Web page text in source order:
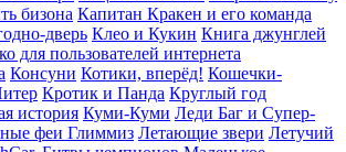
бизона Капитан Кракен и его команда
дверь Клео и Кукин Книга джунглей
для пользователей интернета
Консуни Котики, вперёд! Кошечки-
Кротик и Панда Круглый год
история Куми-Куми Леди Баг и Супер-
феи Глиммиз Летающие звери Летучий